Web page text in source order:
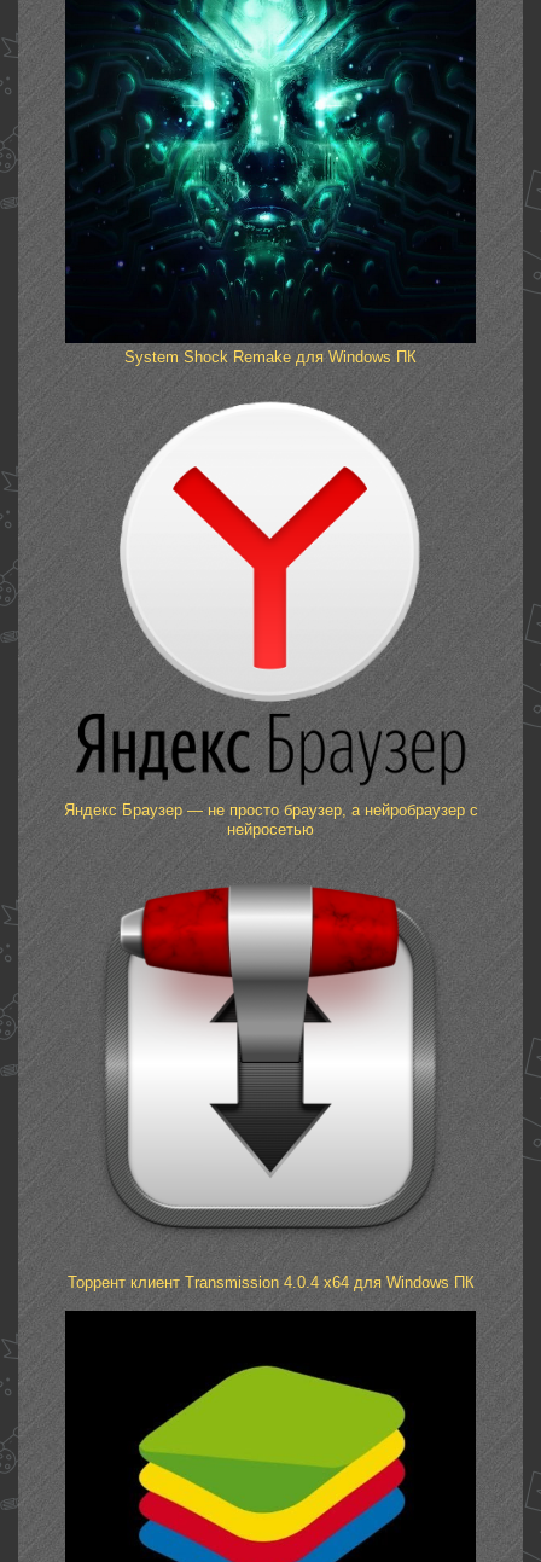
System Shock Remake для Windows ПК
Яндекс Браузер — не просто браузер, а нейробраузер с
нейросетью
Торрент клиент Transmission 4.0.4 x64 для Windows ПК